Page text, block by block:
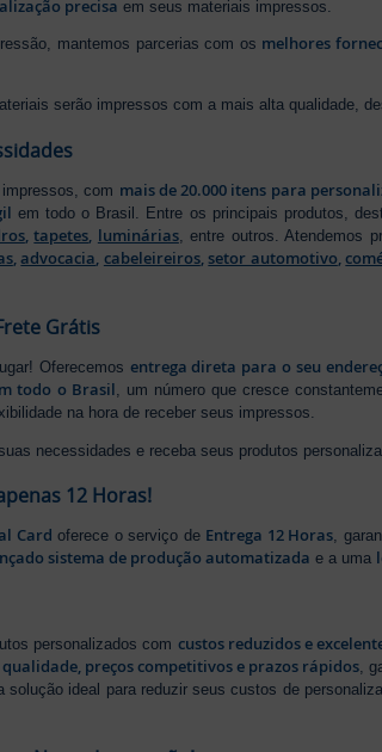
precisa em seus materiais impressos.
mantemos parcerias com os melhores
serão impressos com a mais alta qualidade,
com mais de 20.000 itens para
em todo o Brasil. Entre os principais produtos,
,tapetes, luminárias, entre outros. Atendemos
,advocacia, cabeleireiros, setor automotivo,
Grátis
Oferecemos entrega direta para o seu
todo o Brasil , um número que cresce
na hora de receber seus impressos.
necessidades e receba seus produtos
12 Horas!
Card oferece o serviço de Entrega 12 Horas,
sistema de produção automatizada e a uma
personalizados com custos reduzidos e
preços competitivos e prazos rápidos ,
solução ideal para reduzir seus custos de